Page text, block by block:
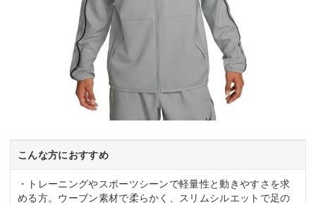
こんな方におすすめ
・トレーニングやスポーツシーンで軽量性と動きやすさを求
める方。ウーブン素材で柔らかく、スリムシルエットで足の